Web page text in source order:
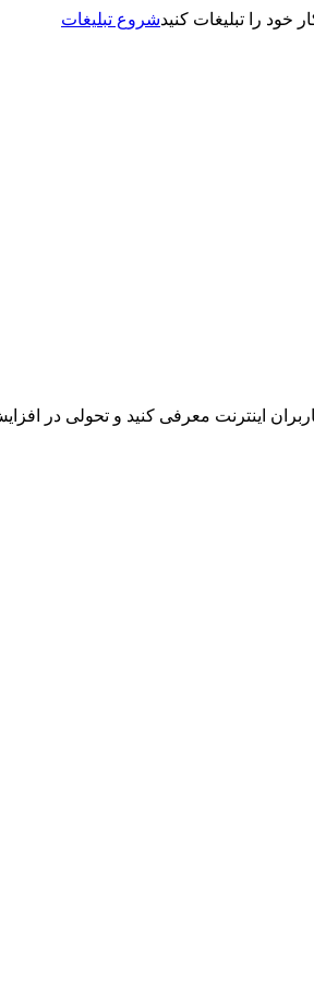
شروع تبلیغات
اینترنت معرفی کنید و تحولی در